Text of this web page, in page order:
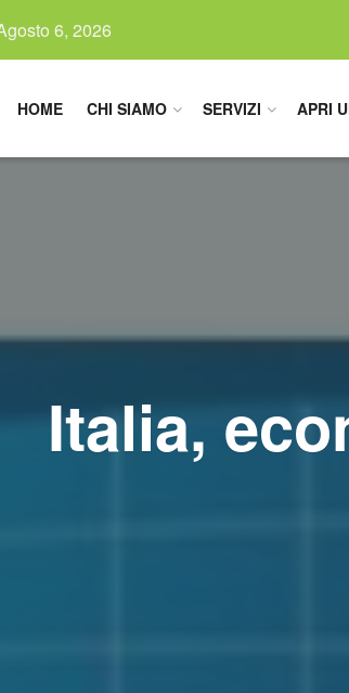
6, 2026
HOME CHI SIAMO SERVIZI APRI
Italia,